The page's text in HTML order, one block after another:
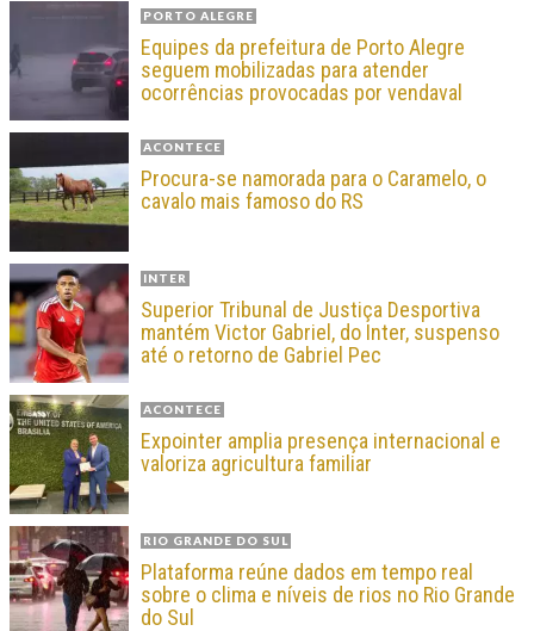
PORTO ALEGRE
Equipes da prefeitura de Porto Alegre
seguem mobilizadas para atender
ocorrências provocadas por vendaval
ACONTECE
Procura-se namorada para o Caramelo, o
cavalo mais famoso do RS
INTER
Superior Tribunal de Justiça Desportiva
mantém Victor Gabriel, do Inter, suspenso
até o retorno de Gabriel Pec
ACONTECE
Expointer amplia presença internacional e
valoriza agricultura familiar
RIO GRANDE DO SUL
Plataforma reúne dados em tempo real
sobre o clima e níveis de rios no Rio Grande
do Sul